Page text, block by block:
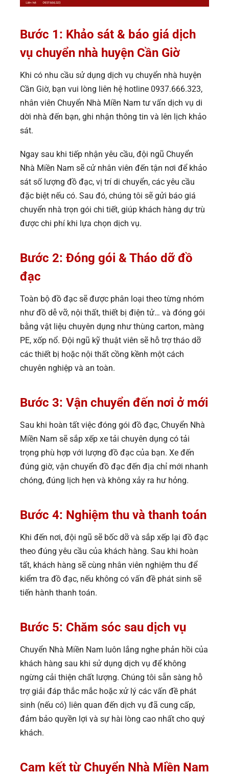
Bước 1: Khảo sát & báo giá dịch
vụ chuyển nhà huyện Cần Giờ
Khi có nhu cầu sử dụng dịch vụ chuyển nhà huyện
Cần Giờ, bạn vui lòng liên hệ hotline 0937.666.323,
nhân viên Chuyển Nhà Miền Nam tư vấn dịch vụ di
dời nhà đến bạn, ghi nhận thông tin và lên lịch khảo
sát.
Ngay sau khi tiếp nhận yêu cầu, đội ngũ Chuyển
Nhà Miền Nam sẽ cử nhân viên đến tận nơi để khảo
sát số lượng đồ đạc, vị trí di chuyển, các yêu cầu
đặc biệt nếu có. Sau đó, chúng tôi sẽ gửi báo giá
chuyển nhà trọn gói chi tiết, giúp khách hàng dự trù
được chi phí khi lựa chọn dịch vụ.
Bước 2: Đóng gói & Tháo dỡ đồ
đạc
Toàn bộ đồ đạc sẽ được phân loại theo từng nhóm
như đồ dễ vỡ, nội thất, thiết bị điện tử… và đóng gói
bằng vật liệu chuyên dụng như thùng carton, màng
PE, xốp nổ. Đội ngũ kỹ thuật viên sẽ hỗ trợ tháo dỡ
các thiết bị hoặc nội thất cồng kềnh một cách
chuyên nghiệp và an toàn.
Bước 3: Vận chuyển đến nơi ở mới
Sau khi hoàn tất việc đóng gói đồ đạc, Chuyển Nhà
Miền Nam sẽ sắp xếp xe tải chuyên dụng có tải
trọng phù hợp với lượng đồ đạc của bạn. Xe đến
đúng giờ, vận chuyển đồ đạc đến địa chỉ mới nhanh
chóng, đúng lịch hẹn và không xảy ra hư hỏng.
Bước 4: Nghiệm thu và thanh toán
Khi đến nơi, đội ngũ sẽ bốc dỡ và sắp xếp lại đồ đạc
theo đúng yêu cầu của khách hàng. Sau khi hoàn
tất, khách hàng sẽ cùng nhân viên nghiệm thu để
kiểm tra đồ đạc, nếu không có vấn đề phát sinh sẽ
tiến hành thanh toán.
Bước 5: Chăm sóc sau dịch vụ
Chuyển Nhà Miền Nam luôn lắng nghe phản hồi của
khách hàng sau khi sử dụng dịch vụ để không
ngừng cải thiện chất lượng. Chúng tôi sẵn sàng hỗ
trợ giải đáp thắc mắc hoặc xử lý các vấn đề phát
sinh (nếu có) liên quan đến dịch vụ đã cung cấp,
đảm bảo quyền lợi và sự hài lòng cao nhất cho quý
khách.
Cam kết từ Chuyển Nhà Miền Nam